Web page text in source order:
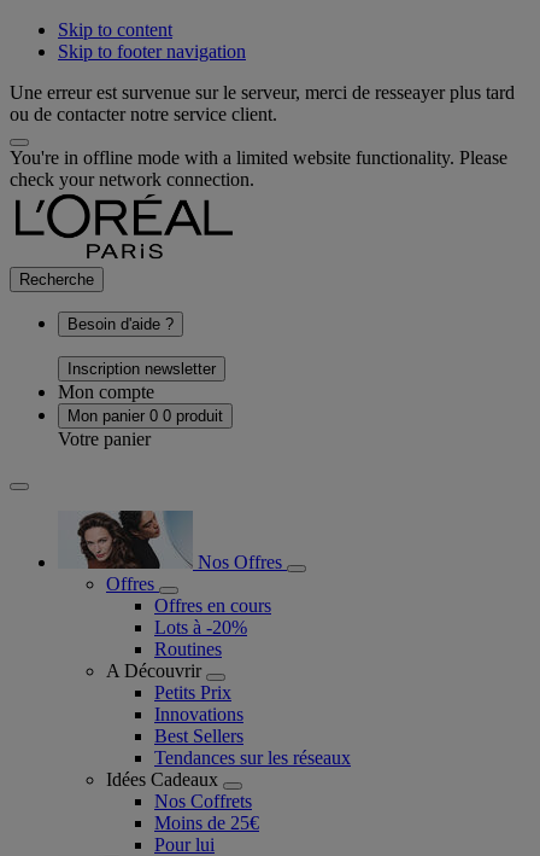
Skip to content
Skip to footer navigation
Une erreur est survenue sur le serveur, merci de resseayer plus tard
ou de contacter notre service client.
You're in offline mode with a limited website functionality. Please
check your network connection.
Recherche
Besoin d'aide ?
Inscription newsletter
Mon compte
Mon panier 0 0 produit
Votre panier
Nos Offres
Offres
Offres en cours
Lots à -20%
Routines
A Découvrir
Petits Prix
Innovations
Best Sellers
Tendances sur les réseaux
Idées Cadeaux
Nos Coffrets
Moins de 25€
Pour lui